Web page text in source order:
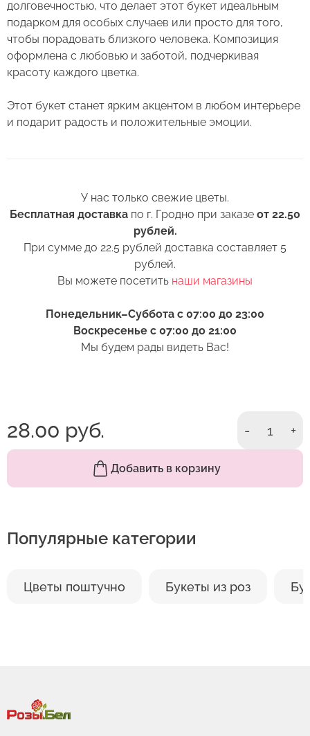
долговечностью, что делает этот букет идеальным
подарком для особых случаев или просто для того,
чтобы порадовать близкого человека. Композиция
оформлена с любовью и заботой, подчеркивая
красоту каждого цветка.
Этот букет станет ярким акцентом в любом интерьере
и подарит радость и положительные эмоции.
У нас только свежие цветы.
Бесплатная доставка по г. Гродно при заказе от 22.50
рублей.
При сумме до 22.5 рублей доставка составляет 5
рублей.
Вы можете посетить наши магазины
Понедельник–Суббота с 07:00 до 23:00
Воскресенье с 07:00 до 21:00
Мы будем рады видеть Вас!
С этим товаром рекомендуем
28.00 руб. - 1 +
Добавить в корзину
Сервис:
Цена/Качество:
Соответствие:
Оставить отзыв
3. Если Вы перевозите букет, убедитесь, что
он правильно упакован. В зимнее время, даже
кратковременный контакт с холодным
воздухом несколько минут, будет губителен
транспортируют букеты в специальных
теплоизолирующих сумках).
а также не забывайте менять воду ежедневно.
5. Обязательно подрежьте цветы перед тем, как
поставить в вазу. Срез можно обновить ножом
нижние листья следует удалить. Если они
попадут в воду, то начнут гнить и в воде
появятся продукты разложения. Это тоже
Цветы не любят сухой жаркий воздух.
Он сушит стебли и листья. По этой же причине
не стоит ставить вазу под воздействие прямых
солнечных лучей или кондиционер.
Популярные категории
Цветы поштучно Букеты из роз
Выберите дату доставки
Изменить адрес
Контакты
+375 (17) 388-61-92
rosybel@mail.ru
Букет из 15 роз сорта Адмирал
40 см
Пожалуйста, заполните поля, чтобы мы могли
связаться с Вами.
Оформить заказ